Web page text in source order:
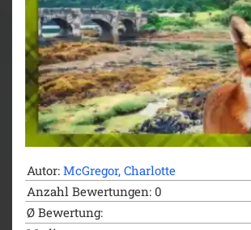
Autor: McGregor, Charlotte
Anzahl Bewertungen: 0
Ø Bewertung: